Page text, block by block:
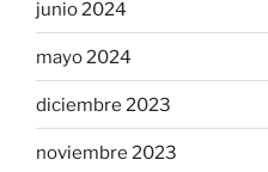
junio 2024
mayo 2024
diciembre 2023
noviembre 2023